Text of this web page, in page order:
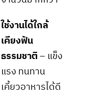
ใช้งานได้ใกล้
เคียงฟัน
ธรรมชาติ– แข็ง
แรง ทนทาน
เคี้ยวอาหารได้ดี